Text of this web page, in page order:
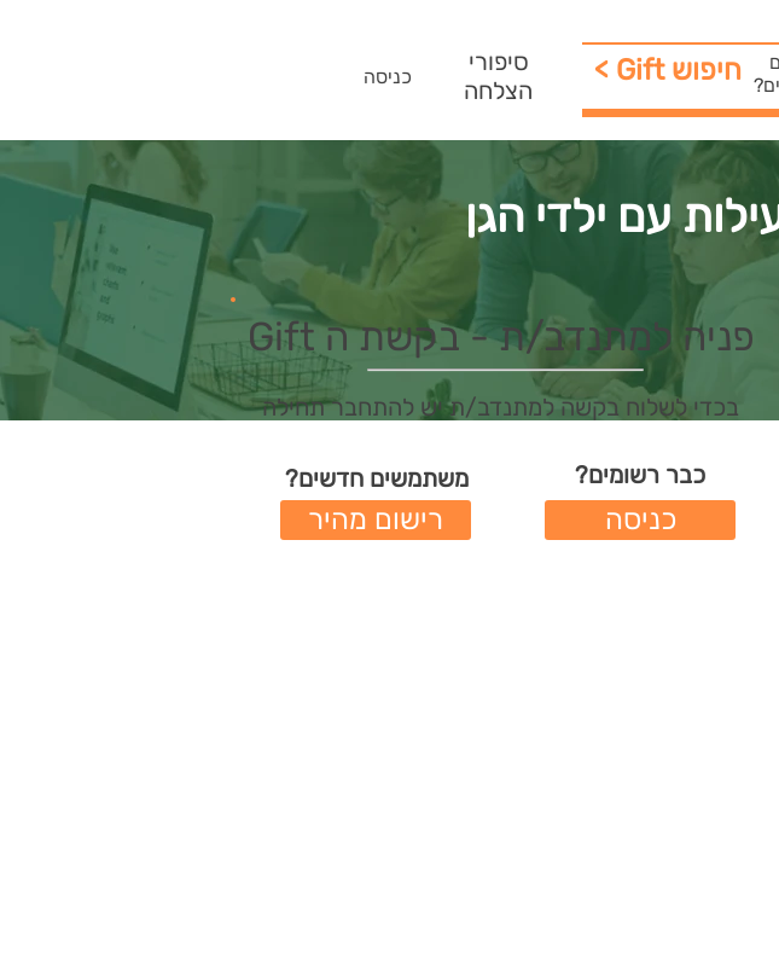
כניסה
סיפורי
הצלחה
< Gift חיפוש
עם ילדי הגן
פניה למתנדב/ת - בקשת ה Gift
בכדי לשלוח בקשה למתנדב/ת יש להתחבר תחילה
משתמשים חדשים?
רישום מהיר
כבר רשומים?
כניסה